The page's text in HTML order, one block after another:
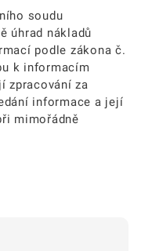
soudu
úhrad nákladů
podle zákona č.
k informacím
zpracování za
informace a její
mimořádně